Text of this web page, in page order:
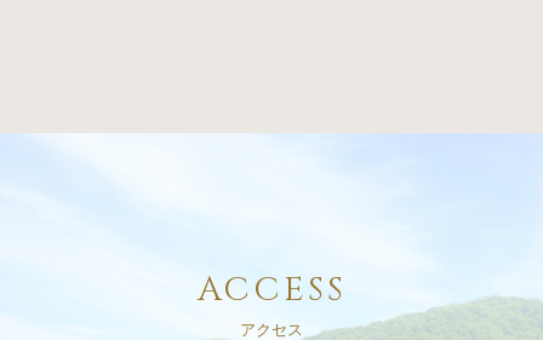
ACCESS
アクセス